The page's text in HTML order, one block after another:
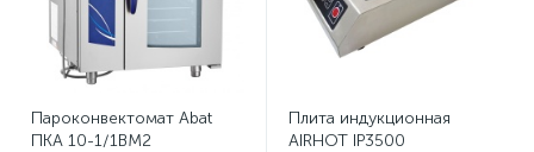
Пароконвектомат Abat
ПКА 10-1/1ВМ2
Плита индукционная
AIRHOT IP3500